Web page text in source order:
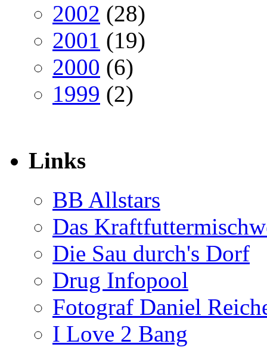
2002 (28)
2001 (19)
2000 (6)
1999 (2)
Links
BB Allstars
Das
Die Sau durch's Dorf
Drug Infopool
Fotograf Daniel
I Love 2 Bang